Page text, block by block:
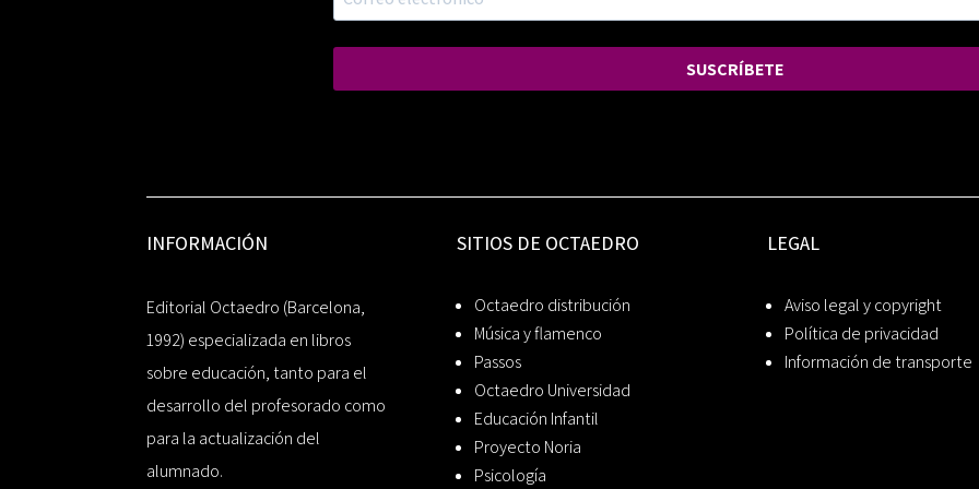
SUSCRÍBETE
INFORMACIÓN
Editorial Octaedro (Barcelona,
1992) especializada en libros
sobre educación, tanto para el
desarrollo del profesorado como
para la actualización del
alumnado.
SITIOS DE OCTAEDRO
Octaedro distribución
Música y flamenco
Passos
Octaedro Universidad
Educación Infantil
Proyecto Noria
Psicología
LEGAL
Aviso legal y copyright
Política de privacidad
Información de transporte